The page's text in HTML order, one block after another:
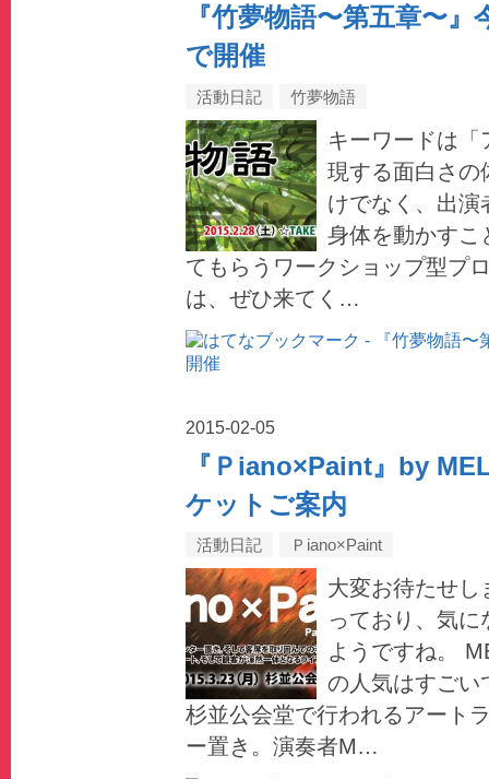
『竹夢物語〜第五章〜
で開催
活動日記 竹夢物語
キーワードは
現する面白さの
けでなく、出演
身体を動かすこ
てもらうワークショップ型プ
は、ぜひ来てく…
2015-02-05
『Ｐiano×Paint』by
ケットご案内
活動日記 Ｐiano×Paint
大変お待たせし
っており、気
ようですね。
の人気はすごい
杉並公会堂で行われるアート
ー置き。演奏者M…